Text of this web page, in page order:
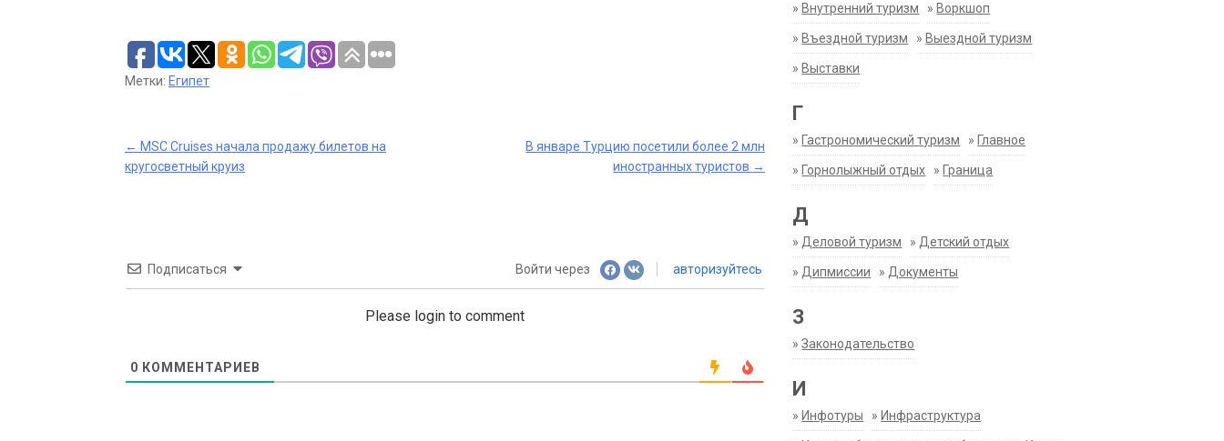
Метки: Египет
Post
← MSC Cruises начала продажу билетов на
кругосветный круиз
В январе Турцию посетили более 2 млн
иностранных туристов →
Подписаться Войти через авторизуйтесь
Please login to comment
0 КОММЕНТАРИЕВ
» Внутренний туризм » Воркшоп
» Въездной туризм » Выездной туризм
» Выставки
Г
» Гастрономический туризм » Главное
» Горнолыжный отдых » Граница
Д
» Деловой туризм » Детский отдых
» Дипмиссии » Документы
З
»Законодательство
И
» Инфотуры » Инфраструктура